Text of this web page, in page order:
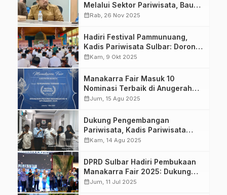
Melalui Sektor Pariwisata, Bau
Akram Dai Usulkan Revisi Perda
calendar_monthRab, 26 Nov 2025
Hadiri Festival Pammunuang,
Kadis Pariwisata Sulbar: Dorong
Pengembangan Pariwisata dan
calendar_monthKam, 9 Okt 2025
Manakarra Fair Masuk 10
Nominasi Terbaik di Anugerah
Pesona Indonesia Award 2025
calendar_monthJum, 15 Agu 2025
Dukung Pengembangan
Pariwisata, Kadis Pariwisata
Sulbar Ajak LPP RRI Mamuju
calendar_monthKam, 14 Agu 2025
DPRD Sulbar Hadiri Pembukaan
Manakarra Fair 2025: Dukung
Penuh Pariwisata dan Ekonomi
calendar_monthJum, 11 Jul 2025